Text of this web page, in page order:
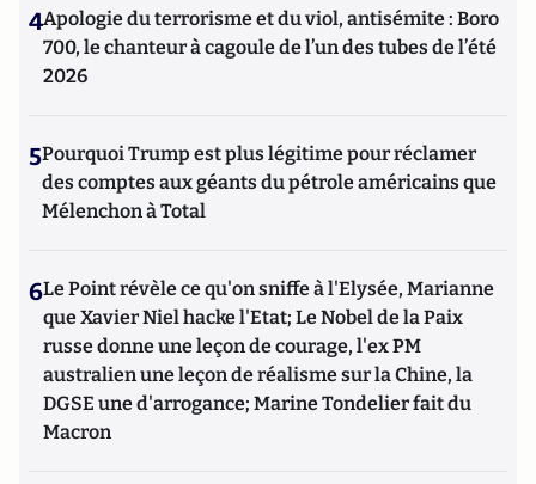
4Apologie du terrorisme et du viol, antisémite : Boro
700, le chanteur à cagoule de l’un des tubes de l’été
2026
5Pourquoi Trump est plus légitime pour réclamer
des comptes aux géants du pétrole américains que
Mélenchon à Total
6Le Point révèle ce qu'on sniffe à l'Elysée, Marianne
que Xavier Niel hacke l'Etat; Le Nobel de la Paix
russe donne une leçon de courage, l'ex PM
australien une leçon de réalisme sur la Chine, la
DGSE une d'arrogance; Marine Tondelier fait du
Macron